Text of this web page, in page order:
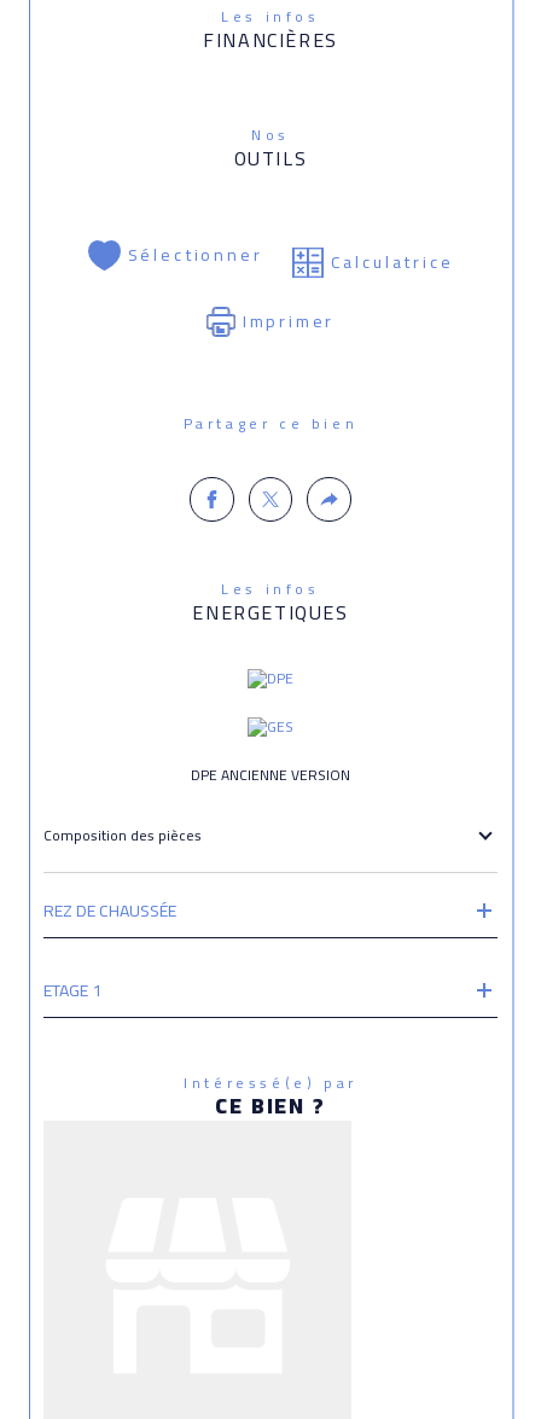
Les infos
FINANCIÈRES
Nos
OUTILS
Sélectionner
Calculatrice
Imprimer
Partager ce bien
Les infos
ENERGETIQUES
DPE ANCIENNE VERSION
Composition des pièces
REZ DE CHAUSSÉE
ETAGE 1
Intéressé(e) par
CE BIEN ?